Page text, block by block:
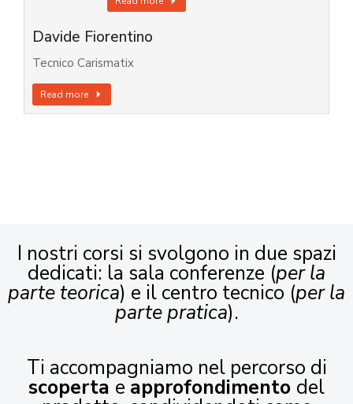
Davide Fiorentino
Tecnico Carismatix
Read more
I nostri corsi si svolgono in due spazi
dedicati: la sala conferenze (per la
parte teorica) e il centro tecnico (per la
parte pratica).
Ti accompagniamo nel percorso di
scoperta e approfondimento del